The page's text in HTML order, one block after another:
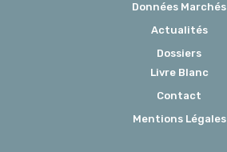
Données Marchés
Actualités
Dossiers
Livre Blanc
Contact
Mentions Légales